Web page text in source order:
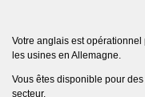
Votre anglais est
les usines en Allemagne.
Vous êtes disponible pour
secteur.